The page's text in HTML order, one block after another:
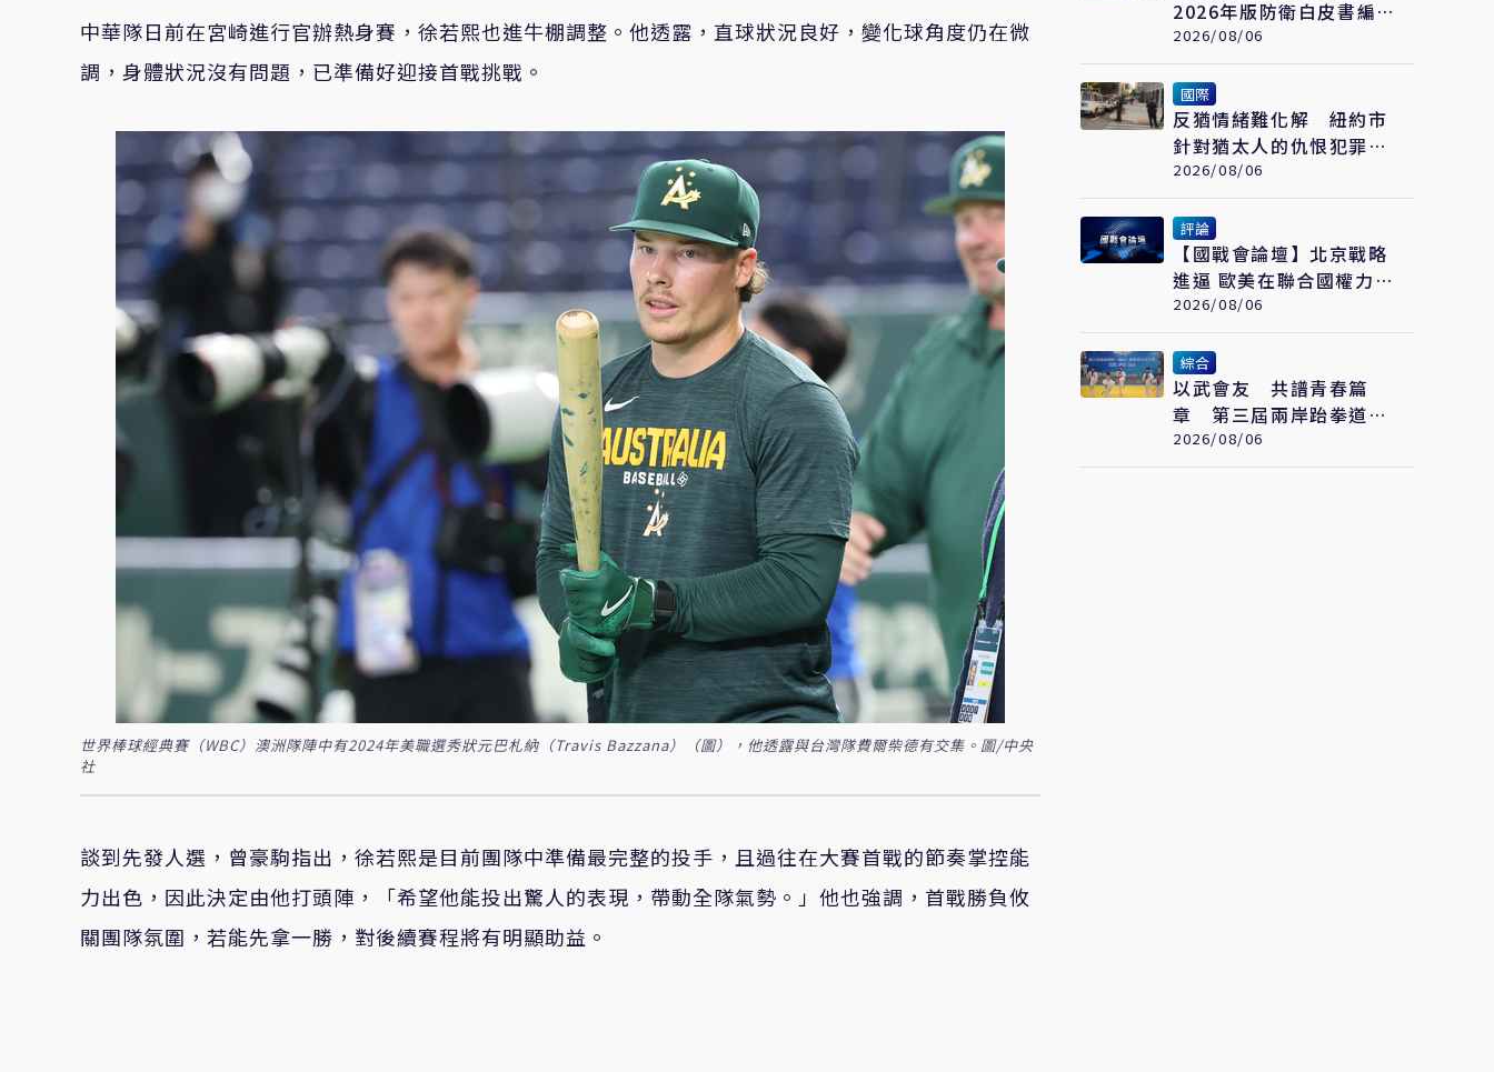
中華隊日前在宮崎進行官辦熱身賽，徐若熙也進牛棚調整。他透露，直球狀況良好，變化球角度仍在微
調，身體狀況沒有問題，已準備好迎接首戰挑戰。
世界棒球經典賽（WBC）澳洲隊陣中有2024年美職選秀狀元巴札納（Travis Bazzana）（圖），他透露與台灣隊費爾柴德有交集。圖/中央
社
談到先發人選，曾豪駒指出，徐若熙是目前團隊中準備最完整的投手，且過往在大賽首戰的節奏掌控能
力出色，因此決定由他打頭陣，「希望他能投出驚人的表現，帶動全隊氣勢。」他也強調，首戰勝負攸
關團隊氛圍，若能先拿一勝，對後續賽程將有明顯助益。
2026年版防衛白皮書編制
變化
2026/08/06
國際
反猶情緒難化解 紐約市
針對猶太人的仇恨犯罪持
續激增
2026/08/06
評論
【國戰會論壇】北京戰略
進逼 歐美在聯合國權力式
微
2026/08/06
綜合
以武會友 共譜青春篇
章 第三屆兩岸跆拳道交
流賽開賽
2026/08/06